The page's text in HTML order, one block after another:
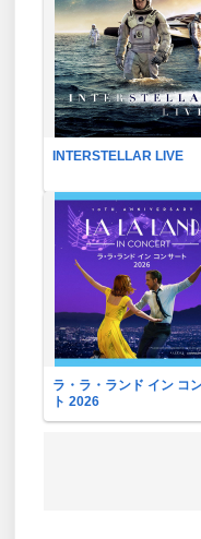
INTERSTELLAR LIVE
ラ・ラ・ランド イン コ
ト 2026